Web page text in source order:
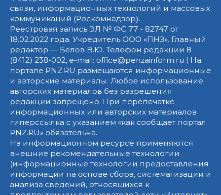
связи, информационных технологий и массовых
коммуникаций (Роскомнадзор).
Реестровая запись ЭЛ № ФС 77 - 82747 от
18.02.2022 года. Учредитель ООО «ПНЗ». Главный
редактор — Белов В.Ю. Телефон редакции 8
(8412) 238-002, e-mail: office@penzainform.ru | На
портале PNZ.RU размещаются информационные
и авторские материалы. Любое использование
авторских материалов без разрешения
редакции запрещено. При перепечатке
информационных или авторских материалов
гиперссылка с указанием «как сообщает портал
PNZ.RU» обязательна.
На информационном ресурсе применяются
внешние рекомендательные технологии
(информационные технологии предоставления
информации на основе сбора, систематизации и
анализа сведений, относящихся к